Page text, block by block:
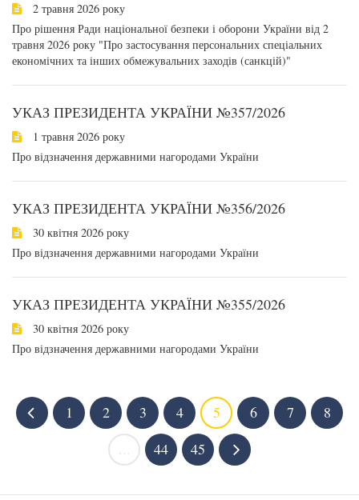
2 травня 2026 року
Про рішення Ради національної безпеки і оборони України від 2
травня 2026 року "Про застосування персональних спеціальних
економічних та інших обмежувальних заходів (санкцій)"
УКАЗ ПРЕЗИДЕНТА УКРАЇНИ №357/2026
1 травня 2026 року
Про відзначення державними нагородами України
УКАЗ ПРЕЗИДЕНТА УКРАЇНИ №356/2026
30 квітня 2026 року
Про відзначення державними нагородами України
УКАЗ ПРЕЗИДЕНТА УКРАЇНИ №355/2026
30 квітня 2026 року
Про відзначення державними нагородами України
1 2 3 4 5 6 7
8
44 45